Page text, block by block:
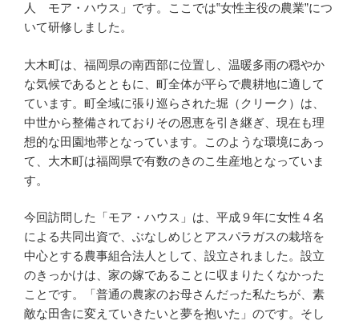
人 モア・ハウス」です。ここでは‟女性主役の農業”につ
いて研修しました。
大木町は、福岡県の南西部に位置し、温暖多雨の穏やか
な気候であるとともに、町全体が平らで農耕地に適して
ています。町全域に張り巡らされた堀（クリーク）は、
中世から整備されておりその恩恵を引き継ぎ、現在も理
想的な田園地帯となっています。このような環境にあっ
て、大木町は福岡県で有数のきのこ生産地となっていま
す。
今回訪問した「モア・ハウス」は、平成９年に女性４名
による共同出資で、ぶなしめじとアスパラガスの栽培を
中心とする農事組合法人として、設立されました。設立
のきっかけは、家の嫁であることに収まりたくなかった
ことです。「普通の農家のお母さんだった私たちが、素
敵な田舎に変えていきたいと夢を抱いた」のです。そし